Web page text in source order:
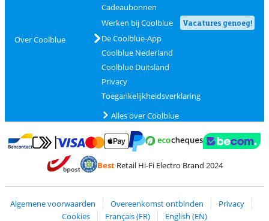
Over Coolblue
Cadeaubonnen
Werken bij Coolblue
Vacatures genoeg!
De Coolblue-App
Coolblue Nederland
Coolblue Duitsland
Privacy
Toegankelijkheidsverklaring
Alles over Coolblue
Betalen met Bancontact
Betalen met MasterCard en Visa via ClickToPay
Betalen met PayPal
BestRetail Hi-Fi Electro Brand 2024
Algemene voorwaarden Overeenkomst ontbinden
Privacy
Cookies
Français (FR) English (EN)